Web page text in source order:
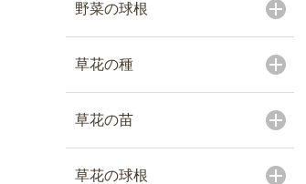
野菜の球根
草花の種
草花の苗
草花の球根